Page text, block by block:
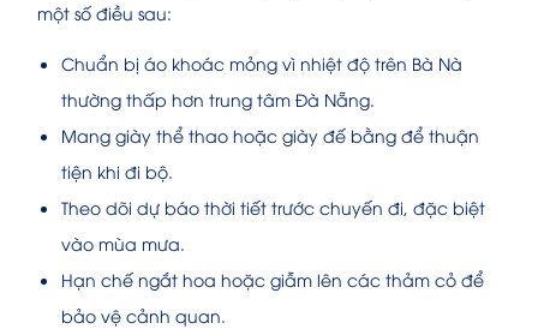
một số điều sau:
Chuẩn bị áo khoác mỏng vì nhiệt độ trên Bà Nà
thường thấp hơn trung tâm Đà Nẵng.
Mang giày thể thao hoặc giày đế bằng để thuận
tiện khi đi bộ.
Theo dõi dự báo thời tiết trước chuyến đi, đặc biệt
vào mùa mưa.
Hạn chế ngắt hoa hoặc giẫm lên các thảm cỏ để
bảo vệ cảnh quan.